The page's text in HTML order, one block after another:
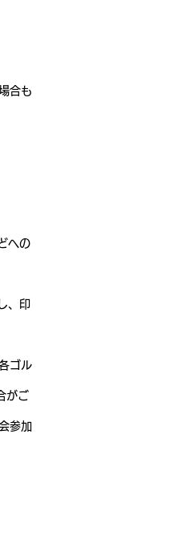
合も
への
、印
ゴル
がご
参加